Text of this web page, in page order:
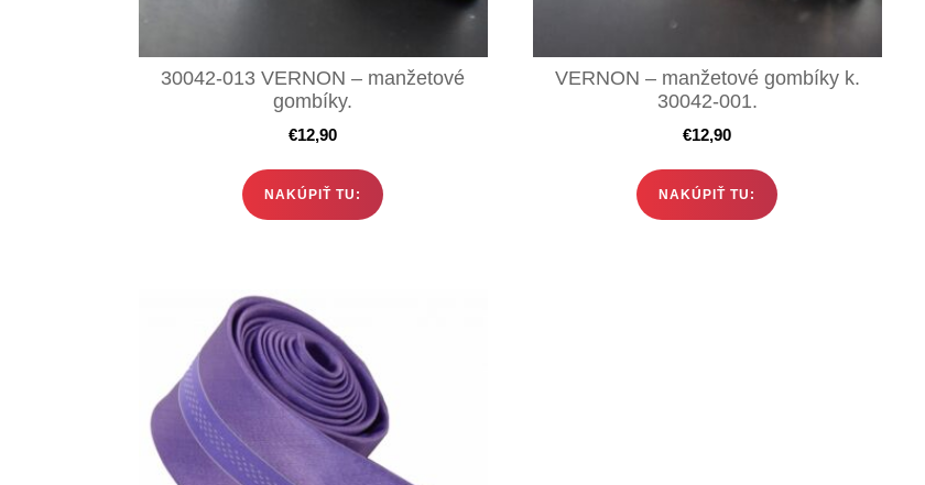
30042-013 VERNON – manžetové
gombíky.
€12,90
NAKÚPIŤ TU:
VERNON – manžetové gombíky k.
30042-001.
€12,90
NAKÚPIŤ TU: